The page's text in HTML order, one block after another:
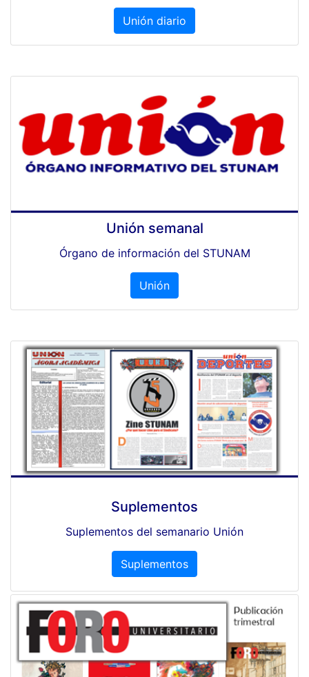
Unión diario
Unión semanal
Órgano de información del STUNAM
Unión
Suplementos
Suplementos del semanario Unión
Suplementos